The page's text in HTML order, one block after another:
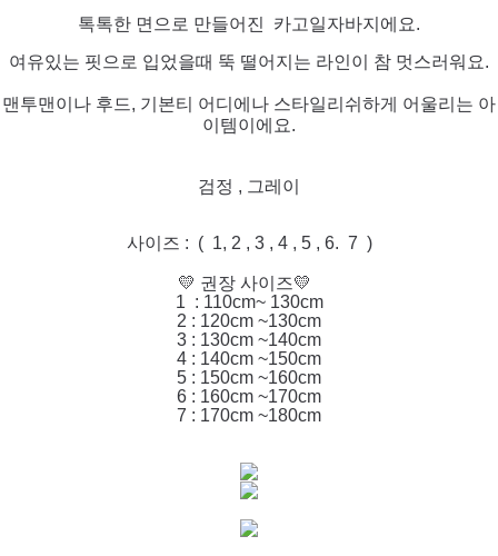
톡톡한 면으로 만들어진 카고일자바지에요.
여유있는 핏으로 입었을때 뚝 떨어지는 라인이 참 멋스러워요.
맨투맨이나 후드, 기본티 어디에나 스타일리쉬하게 어울리는 아
이템이에요.
검정 , 그레이
사이즈 : ( 1, 2 , 3 , 4 , 5 , 6. 7 )
💛 권장 사이즈💛
1 : 110cm~ 130cm
2 : 120cm ~130cm
3 : 130cm ~140cm
4 : 140cm ~150cm
5 : 150cm ~160cm
6 : 160cm ~170cm
7 : 170cm ~180cm